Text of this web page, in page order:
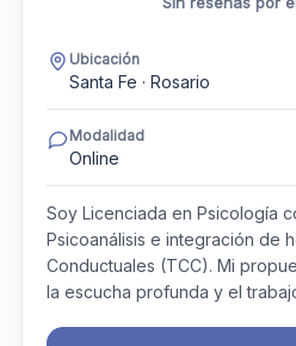
Ubicación
Santa Fe · Rosario
Modalidad
Online
Soy Licenciada en Psicología
Psicoanálisis e integración de
Conductuales (TCC). Mi
la escucha profunda y el